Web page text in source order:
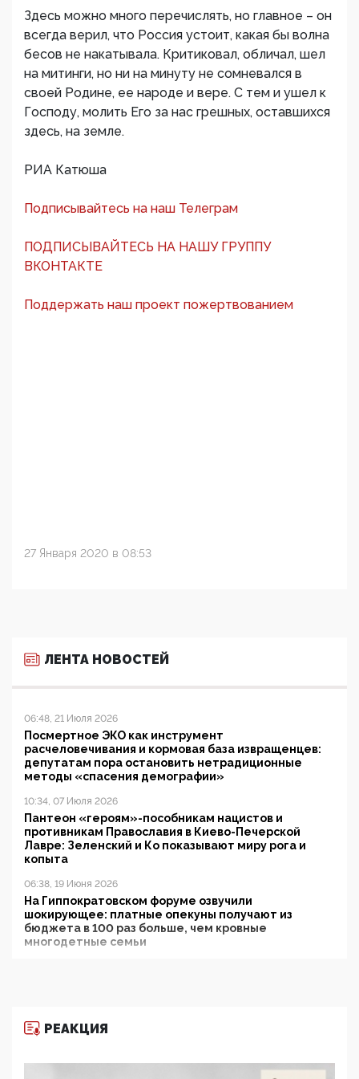
Здесь можно много перечислять, но главное – он
всегда верил, что Россия устоит, какая бы волна
бесов не накатывала. Критиковал, обличал, шел
на митинги, но ни на минуту не сомневался в
своей Родине, ее народе и вере. С тем и ушел к
Господу, молить Его за нас грешных, оставшихся
здесь, на земле.
РИА Катюша
Подписывайтесь на наш Телеграм
ПОДПИСЫВАЙТЕСЬ НА НАШУ ГРУППУ
ВКОНТАКТЕ
Поддержать наш проект пожертвованием
27 Января 2020 в 08:53
ЛЕНТА НОВОСТЕЙ
06:48, 21 Июля 2026
Посмертное ЭКО как инструмент
расчеловечивания и кормовая база извращенцев:
депутатам пора остановить нетрадиционные
методы «спасения демографии»
10:34, 07 Июля 2026
Пантеон «героям»-пособникам нацистов и
противникам Православия в Киево-Печерской
Лавре: Зеленский и Ко показывают миру рога и
копыта
06:38, 19 Июня 2026
На Гиппократовском форуме озвучили
шокирующее: платные опекуны получают из
бюджета в 100 раз больше, чем кровные
многодетные семьи
11:53, 09 Июня 2026
деятельность ИИТО ЮНЕСКО в России, но
РЕАКЦИЯ